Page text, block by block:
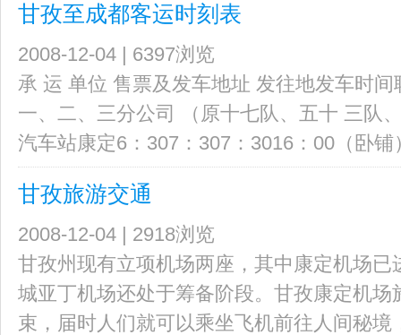
甘孜至成都客运时刻表
2008-12-04 | 6397浏览
承 运 单位 售票及发车地址 发往地发车时
一、二、三分公司 （原十七队、五十 三队
汽车站康定6：307：307：3016：00（卧铺
甘孜旅游交通
2008-12-04 | 2918浏览
甘孜州现有立项机场两座，其中康定机场
城亚丁机场还处于筹备阶段。甘孜康定机场
束，届时人们就可以乘坐飞机前往人间秘境